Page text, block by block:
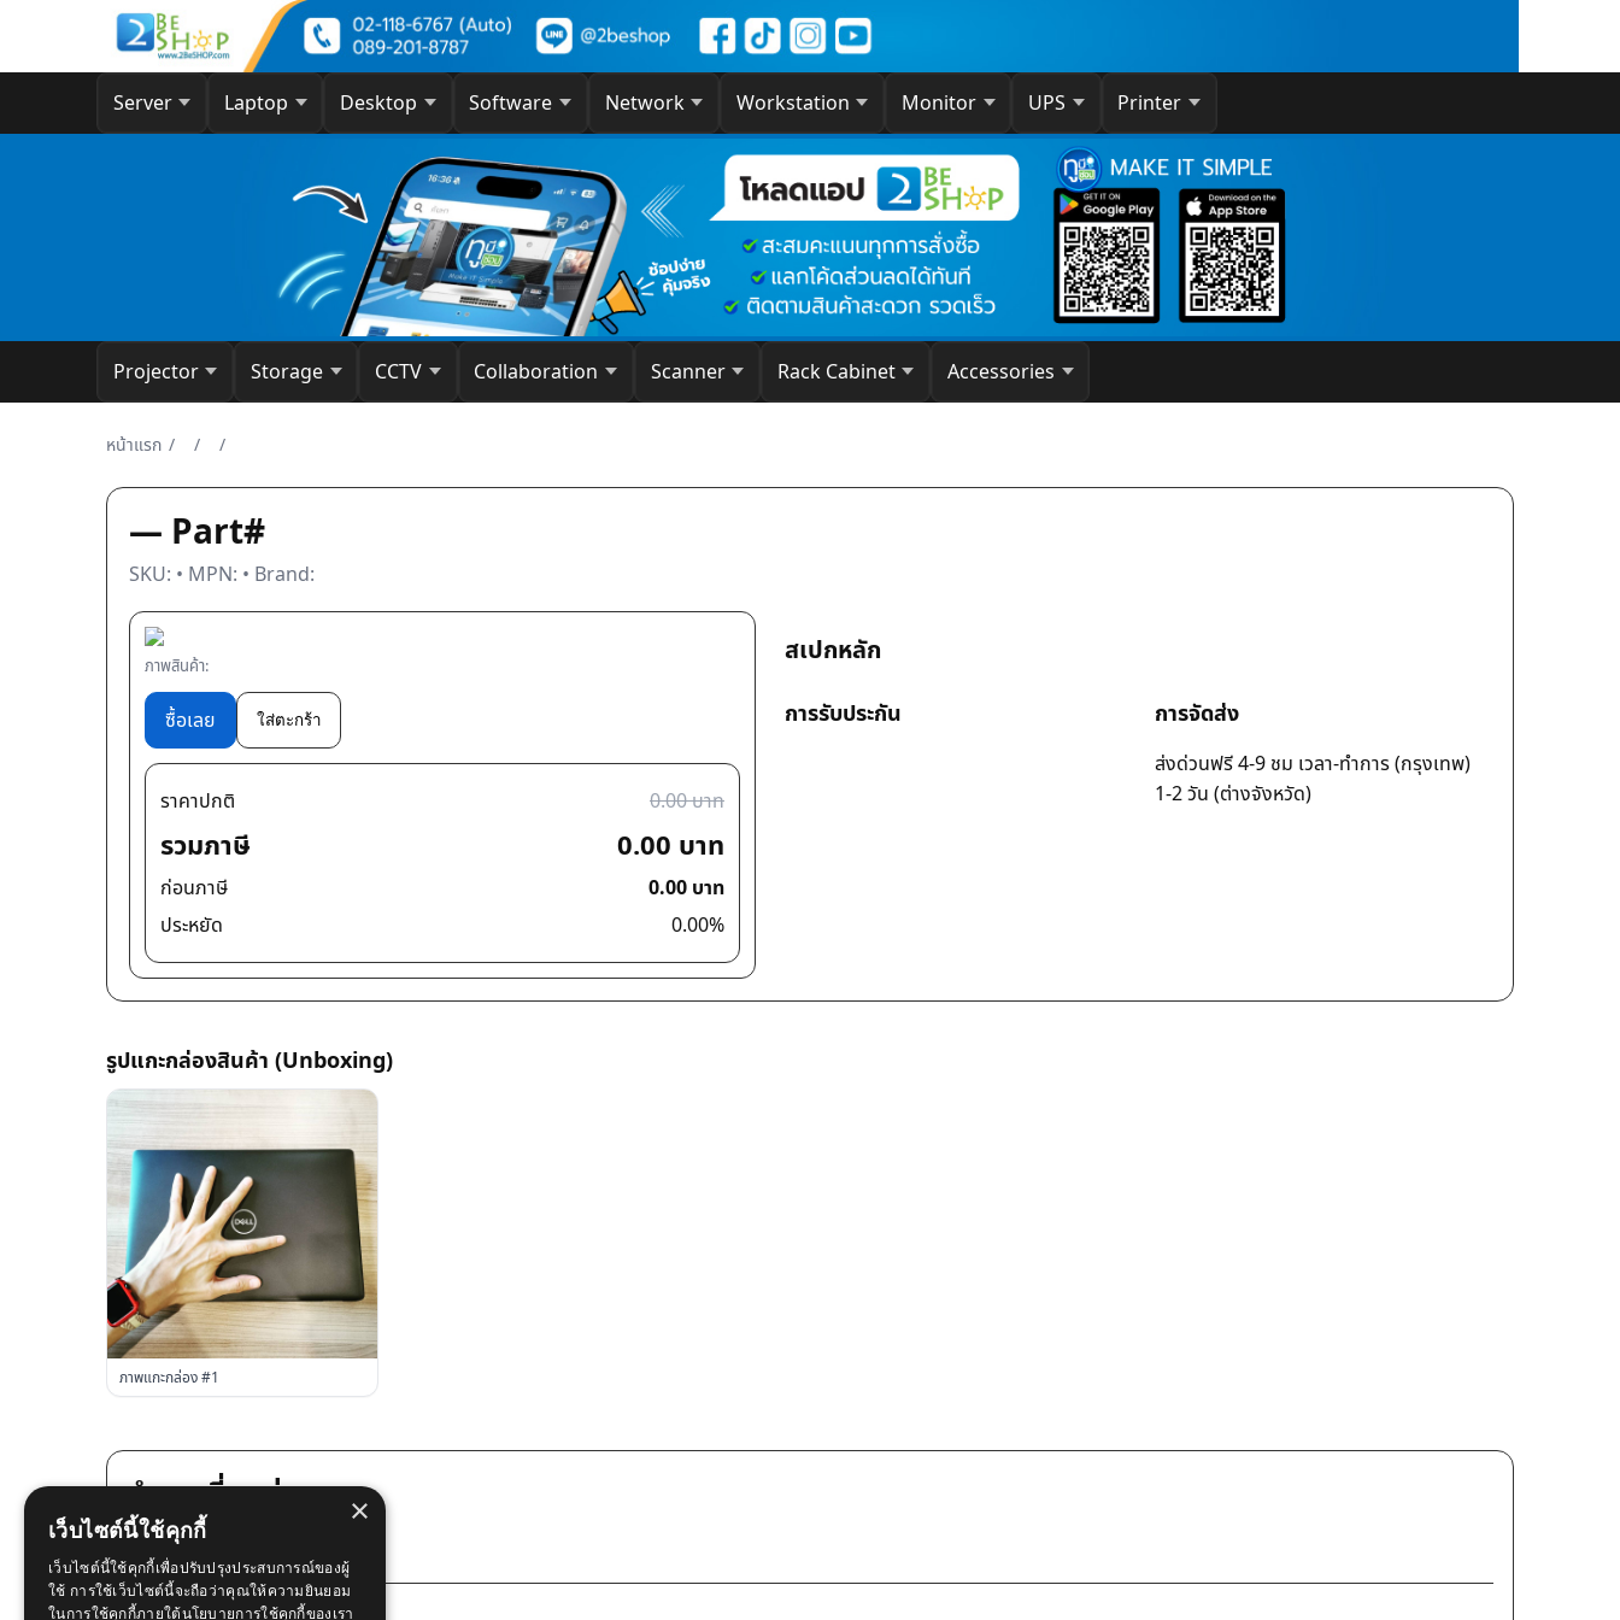
Server Laptop Desktop Software Network Workstation Monitor UPS Printer
Projector Storage CCTV Collaboration Scanner Rack Cabinet Accessories
หน้าแรก / / /
— Part#
SKU: • MPN: • Brand:
ภาพสินค้า:
ซื้อเลย ใส่ตะกร้า
ราคาปกติ 0.00 บาท
รวมภาษี 0.00 บาท
ก่อนภาษี
0.00 บาท
ประหยัด
0.00%
สเปกหลัก
การรับประกัน การจัดส่ง
ส่งด่วนฟรี 4-9 ชม เวลา-ทำการ (กรุงเทพ)
1-2 วัน (ต่างจังหวัด)
รูปแกะกล่องสินค้า (Unboxing)
ภาพแกะกล่อง #1
คำถามที่พบบ่อย
มีบริการหน้างานด่วนไหม?
การรับประกันของรุ่นนี้คืออะไร?
×
เว็บไซต์นี้ใช้คุกกี้
เว็บไซต์นี้ใช้คุกกี้เพื่อปรับปรุงประสบการณ์ของผู้
ใช้ การใช้เว็บไซต์นี้จะถือว่าคุณให้ความยินยอม
ในการใช้คุกกี้ภายใต้นโยบายการใช้คุกกี้ของเรา